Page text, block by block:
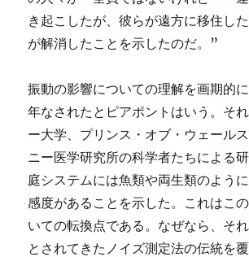
き起こしたが、彼らが遠方に移住し
が解消したことを示したのだ。”
振動の影響についての理解を画期的
年なされたとピアポントはいう。そ
ー大学、プリンス・オブ・ウェール
ニー医学研究所の科学者たちによる
庭システムには魚類や両生類のよう
感度があることを示した。これはこ
いての転換点である。なぜなら、そ
とされてきたノイズ測定法の伝統を